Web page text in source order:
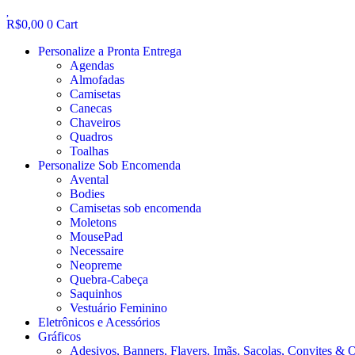
R$0,00 0 Cart
Personalize a Pronta Entrega
Agendas
Almofadas
Camisetas
Canecas
Chaveiros
Quadros
Toalhas
Personalize Sob Encomenda
Avental
Bodies
Camisetas sob encomenda
Moletons
MousePad
Necessaire
Neopreme
Quebra-Cabeça
Saquinhos
Vestuário Feminino
Eletrônicos e Acessórios
Gráficos
Adesivos, Banners, Flayers, Imãs, Sacolas, Convites &